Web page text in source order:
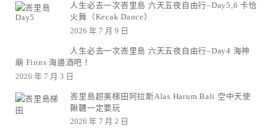
人生必去一次峇里島 六天五夜自由行–Day5,6 卡恰
火舞（Kecak Dance）
2026 年 7 月 9 日
人生必去一次峇里島 六天五夜自由行–Day4 海神
廟 Finns 海邊酒吧！
2026 年 7 月 3 日
峇里島超美梯田阿拉斯Alas Harum Bali 空中天使
鞦韆一定要玩
2026 年 7 月 2 日